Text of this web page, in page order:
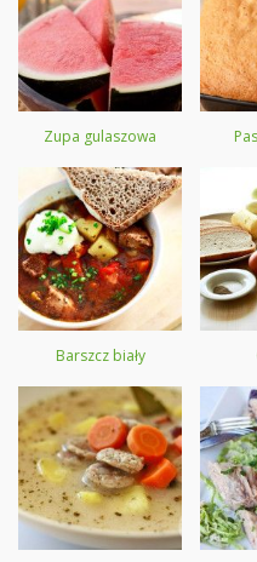
Zupa gulaszowa
Barszcz biały